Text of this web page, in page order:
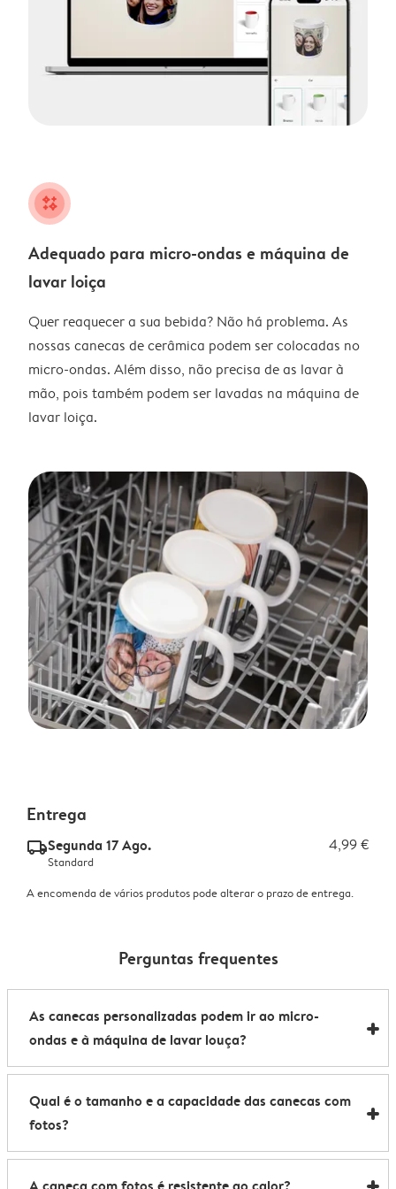
night
Adequado para micro-ondas e máquina de
lavar loiça
Quer reaquecer a sua bebida? Não há problema. As
nossas canecas de cerâmica podem ser colocadas no
micro-ondas. Além disso, não precisa de as lavar à
mão, pois também podem ser lavadas na máquina de
lavar loiça.
Entrega
delivery_standard_v2Segunda 17 Ago. 4,99 €
Standard
A encomenda de vários produtos pode alterar o prazo de entrega.
Perguntas frequentes
As canecas personalizadas podem ir ao micro-
ondas e à máquina de lavar louça?
As nossas canecas personalizadas são adequadas
para micro-ondas e máquina de lavar loiça. A única
exceção são as nossas
ir ao micro-ondas mas têm de ser lavadas à mão para
Qual é o tamanho e a capacidade das canecas com
fotos?
As nossas canecas medem 8,2 x 9,5 cm e têm